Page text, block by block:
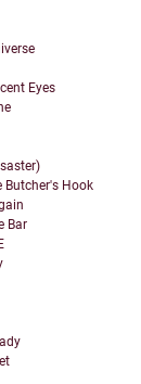
Eyes
Butcher's Hook
Bar